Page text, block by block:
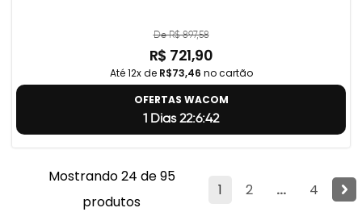
De R$ 897,58
R$ 721,90
Até 12x de R$73,46 no cartão
OFERTAS WACOM
1 Dias 22:6:41
1 2 ... 4
Mostrando 24 de 95
produtos